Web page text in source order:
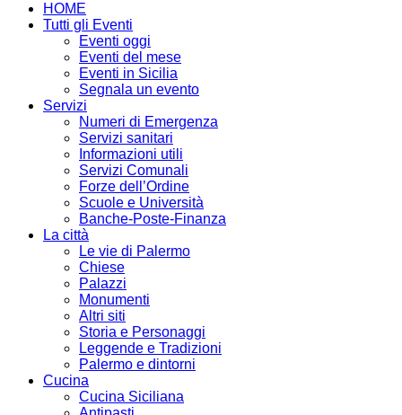
HOME
Tutti gli Eventi
Eventi oggi
Eventi del mese
Eventi in Sicilia
Segnala un evento
Servizi
Numeri di Emergenza
Servizi sanitari
Informazioni utili
Servizi Comunali
Forze dell’Ordine
Scuole e Università
Banche-Poste-Finanza
La città
Le vie di Palermo
Chiese
Palazzi
Monumenti
Altri siti
Storia e Personaggi
Leggende e Tradizioni
Palermo e dintorni
Cucina
Cucina Siciliana